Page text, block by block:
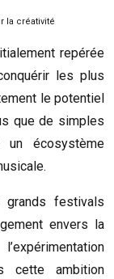
la créativité
repérée
les plus
le potentiel
que de simples
un écosystème
festivals
envers la
cette ambition